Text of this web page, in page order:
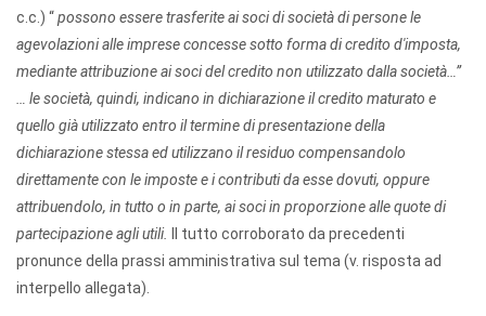
c.c.) “possono essere trasferite ai soci di società di persone le
agevolazioni alle imprese concesse sotto forma di credito d'imposta,
mediante attribuzione ai soci del credito non utilizzato dalla società…”
le società, quindi, indicano in dichiarazione il credito maturato e
quello già utilizzato entro il termine di presentazione della
dichiarazione stessa ed utilizzano il residuo compensandolo
direttamente con le imposte e i contributi da esse dovuti, oppure
attribuendolo, in tutto o in parte, ai soci in proporzione alle quote di
partecipazione agli utili.
Il tutto corroborato da precedenti
pronunce della prassi amministrativa sul tema (v. risposta ad
interpello allegata).